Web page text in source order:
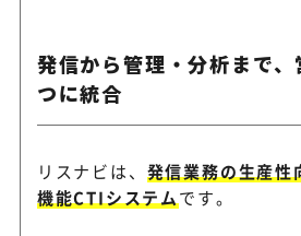
発信から管理・分析まで、
つに統合
リスナビは、 発信業務の生産性
機能CTIシステムです。